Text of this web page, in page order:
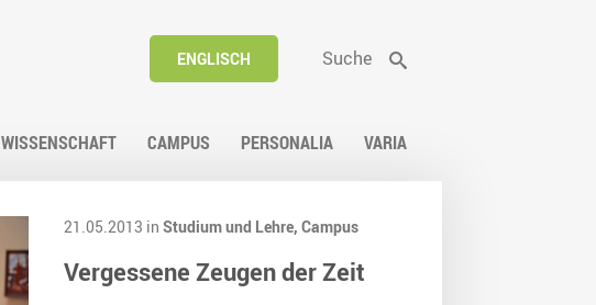
ENGLISCH Suche
WISSENSCHAFT CAMPUS PERSONALIA VARIA
21.05.2013 in Studium und Lehre, Campus
Vergessene Zeugen der Zeit